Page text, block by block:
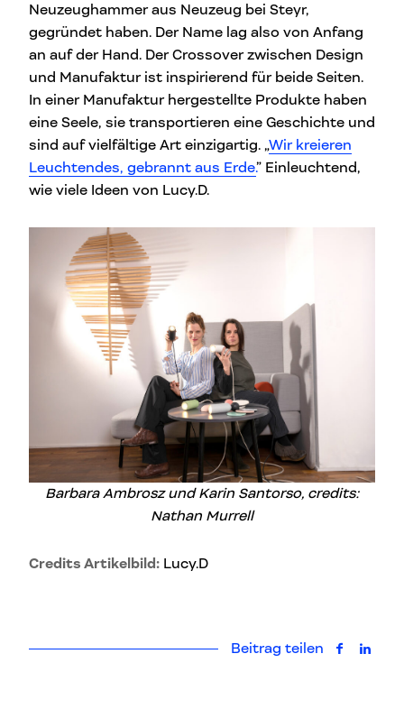
Neuzeughammer aus Neuzeug bei Steyr,
gegründet haben. Der Name lag also von Anfang
an auf der Hand. Der Crossover zwischen Design
und Manufaktur ist inspirierend für beide Seiten.
In einer Manufaktur hergestellte Produkte haben
eine Seele, sie transportieren eine Geschichte und
sind auf vielfältige Art einzigartig. „Wir kreieren
Leuchtendes, gebrannt aus Erde.” Einleuchtend,
wie viele Ideen von Lucy.D.
Barbara Ambrosz und Karin Santorso, credits:
Nathan Murrell
Credits Artikelbild: Lucy.D
Beitrag teilen auf auf